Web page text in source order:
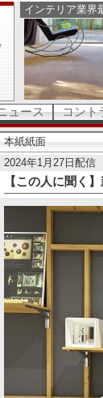
インテリア業界
ュース コント
本紙紙面
2024年1月27日配信
【この人に聞く